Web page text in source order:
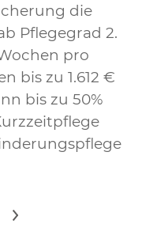
die
Pflegegrad 2.
pro
bis zu 1.612 €
bis zu 50%
>